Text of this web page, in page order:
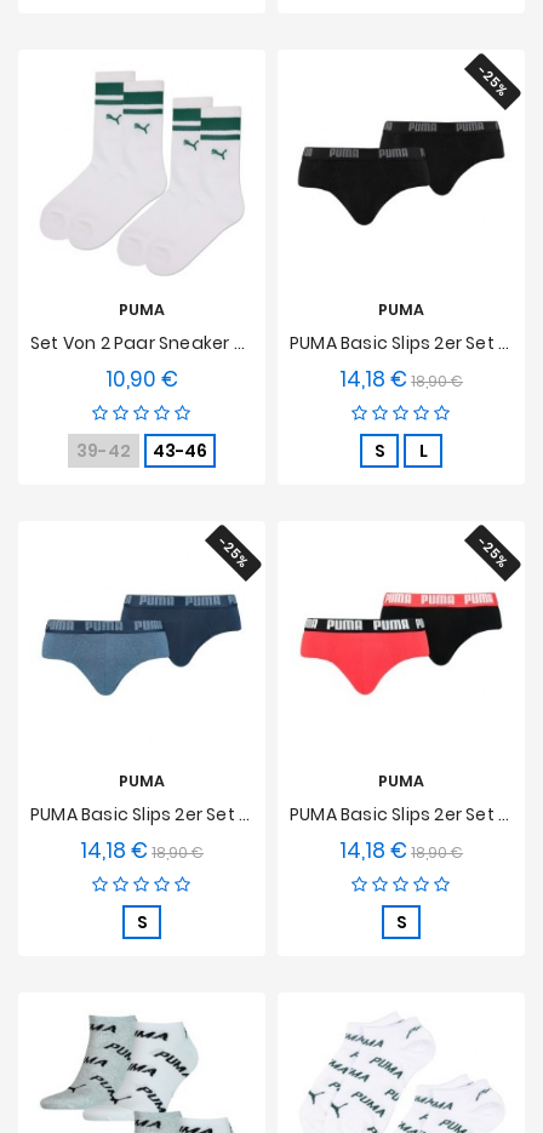
PUMA
Set Von 2 Paar Sneaker Socken Mit Traditionellen Grünen Streifen PUMA - Weiß
10,90 €
39-42 43-46
-25%
PUMA
PUMA Basic Slips 2er Set - Schwarz
14,18 € Verkaufspreis
18,90 €Preis
S L
-25%
PUMA
PUMA Basic Slips 2er Set - Jeansblau
14,18 € Verkaufspreis
18,90 €Preis
S
-25%
PUMA
PUMA Basic Slips 2er Set - Schwarz Und Rot
14,18 € Verkaufspreis
18,90 €Preis
S